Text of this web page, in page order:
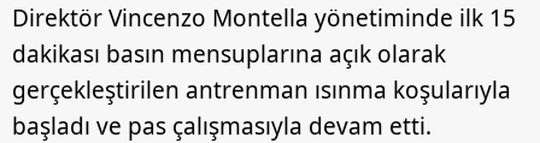
Direktör Vincenzo Montella yönetiminde ilk 15
dakikası basın mensuplarına açık olarak
gerçekleştirilen antrenman ısınma koşularıyla
başladı ve pas çalışmasıyla devam etti.